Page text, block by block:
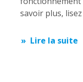
savoir plus,
Lire la suite